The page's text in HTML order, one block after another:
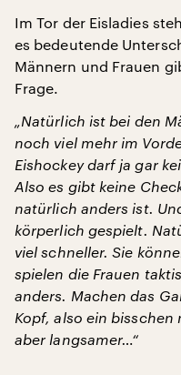
Im Tor der Eisladies
es bedeutende
Männern und Frauen
Frage.
„Natürlich ist bei den
noch viel mehr im
Eishockey darf ja gar
Also es gibt keine
natürlich anders ist.
körperlich gespielt.
viel schneller. Sie
spielen die Frauen
anders. Machen das
Kopf, also ein
aber langsamer…“